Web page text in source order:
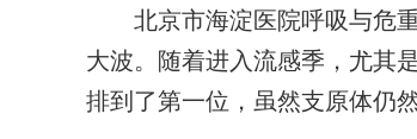
北京市海淀医院呼吸与危重
大波。随着进入流感季，尤其
排到了第一位，虽然支原体仍